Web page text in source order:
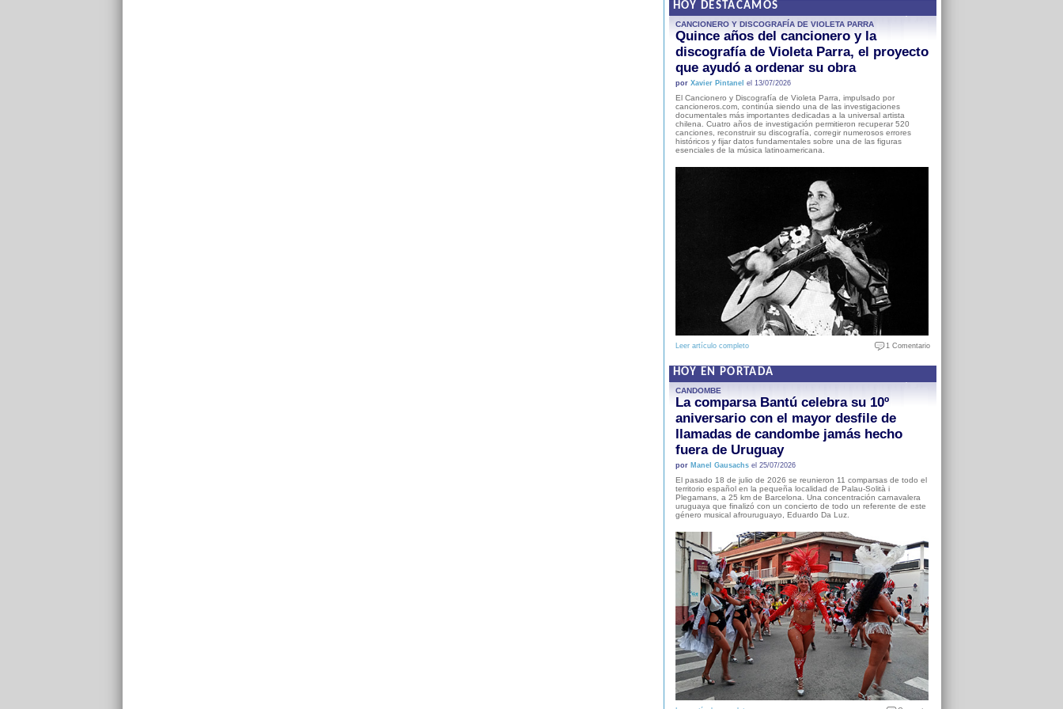
HOY DESTACAMOS
CANCIONERO Y DISCOGRAFÍA DE VIOLETA PARRA
Quince años del cancionero y la
discografía de Violeta Parra, el proyecto
que ayudó a ordenar su obra
por Xavier Pintanel el 13/07/2026
El Cancionero y Discografía de Violeta Parra, impulsado por
cancioneros.com, continúa siendo una de las investigaciones
documentales más importantes dedicadas a la universal artista
chilena. Cuatro años de investigación permitieron recuperar 520
canciones, reconstruir su discografía, corregir numerosos errores
históricos y fijar datos fundamentales sobre una de las figuras
esenciales de la música latinoamericana.
Leer artículo completo 1 Comentario
HOY EN PORTADA
CANDOMBE
La comparsa Bantú celebra su 10º
aniversario con el mayor desfile de
llamadas de candombe jamás hecho
fuera de Uruguay
por Manel Gausachsel 25/07/2026
El pasado 18 de julio de 2026 se reunieron 11 comparsas de todo el
territorio español en la pequeña localidad de Palau-Solità i
Plegamans, a 25 km de Barcelona. Una concentración carnavalera
uruguaya que finalizó con un concierto de todo un referente de este
género musical afrouruguayo, Eduardo Da Luz.